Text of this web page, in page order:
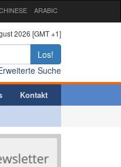
ARABIC
2026 [GMT +1]
Los!
Suche
Kontakt